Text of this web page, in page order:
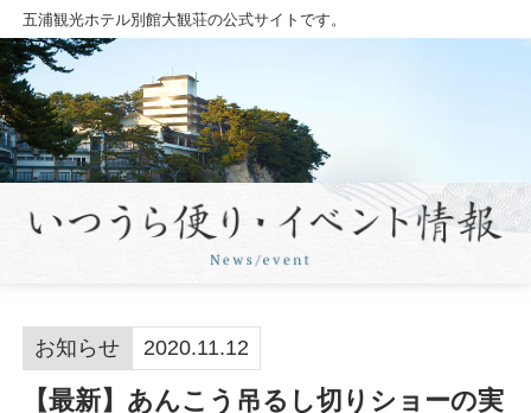
五浦観光ホテル別館大観荘の公式サイトです。
お知らせ 2020.11.12
【最新】あんこう吊るし切りショーの実